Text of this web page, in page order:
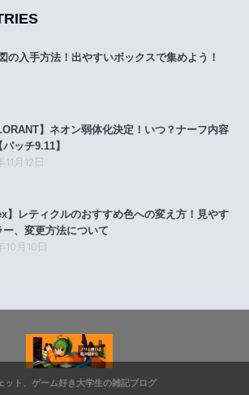
の入手方法！出やすいボックスで集めよう！
】ネオン弱体化決定！いつ？ナーフ内容
ッチ9.11】
11月12日
】レティクルのおすすめ色への変え方！見やす
ー、変更方法について
10月10日
ット、ゲーム好き大学生の雑記ブログ